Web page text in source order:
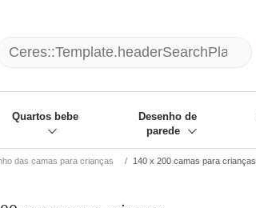
Quartos bebe
Desenho de
parede
das camas para crianças 140 x 200 camas para crianças